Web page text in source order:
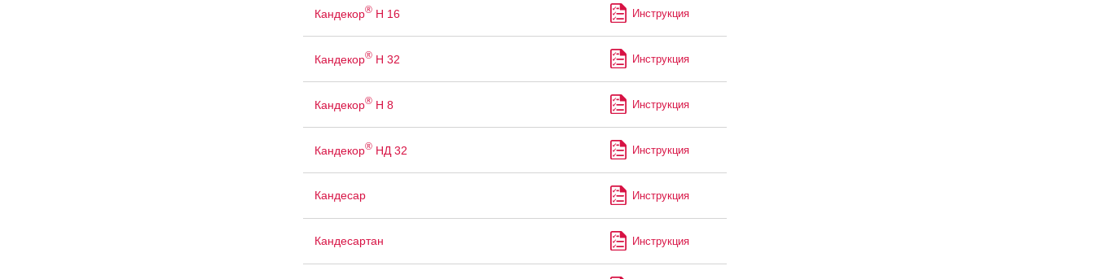
Кандекор®Н 16 Инструкция
Кандекор®Н 32 Инструкция
Кандекор®Н 8 Инструкция
Кандекор®НД 32 Инструкция
Кандесар Инструкция
Кандесартан Инструкция